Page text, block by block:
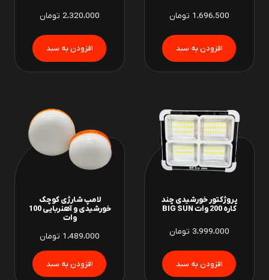
1،696،500 تومان 2،320،000 تومان
پروژکتور خورشیدی چند
کاره 200 وات BIG SUN
3،999،000 تومان
لامپ شارژی کوچک
خورشیدی و آهنربایی 100
وات
1،489،000 تومان